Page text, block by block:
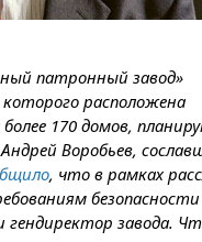
патронный завод»
расположена
170 домов,
Воробьев,
, что в рамках
завода.